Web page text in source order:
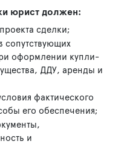
юрист должен:
сделки;
сопутствующих
оформлении купли-
ДДУ, аренды и
фактического
его обеспечения;
и